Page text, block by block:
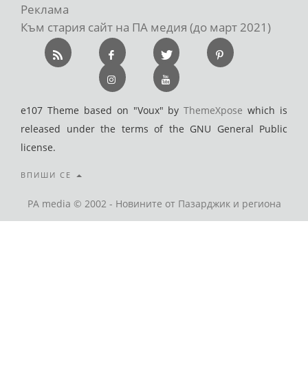
Реклама
Към стария сайт на ПА медия (до март 2021)
e107 Theme based on "Voux" byThemeXpose which is
released under the terms of the GNU General Public
license.
ВПИШИ СЕ
PA media © 2002 - Новините от Пазарджик и региона